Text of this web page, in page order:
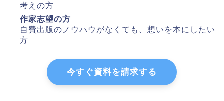
考えの方
作家志望の方
自費出版のノウハウがなくても、想いを本にしたい
方
今すぐ資料を請求する